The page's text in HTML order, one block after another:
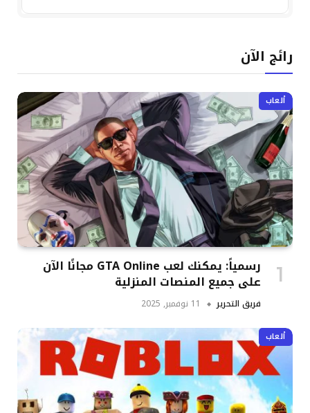
رائج الآن
ألعاب
رسمياً: يمكنك لعب GTA Online مجانًا الآن
على جميع المنصات المنزلية
فريق التحرير 11 نوفمبر, 2025
ألعاب